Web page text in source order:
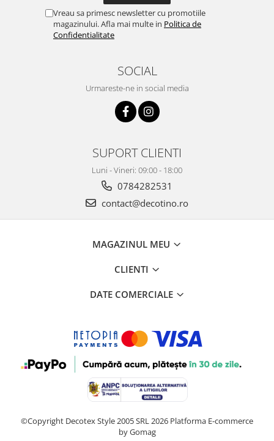
Vreau sa primesc newsletter cu promotiile
magazinului. Afla mai multe in Politica de
Confidentialitate
SOCIAL
Urmareste-ne in social media
SUPORT CLIENTI
Luni - Vineri: 09:00 - 18:00
0784282531
contact@decotino.ro
MAGAZINUL MEU
CLIENTI
DATE COMERCIALE
©Copyright Decotex Style 2005 SRL 2026 Platforma E-commerce
by Gomag